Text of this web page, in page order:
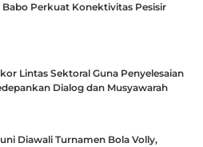
Perkuat Konektivitas Pesisir
Lintas Sektoral Guna Penyelesaian
Dialog dan Musyawarah
Diawali Turnamen Bola Volly,